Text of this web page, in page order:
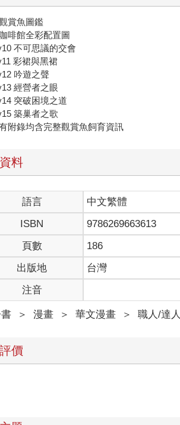
賞魚圖鑑
啡館全彩配置圖
不可思議的交會
彩裙與黑裙
吟遊之聲
經營者之眼
突破困境之道
築巢者之歌
附錄均含完整觀賞魚飼育資訊
料
語言 中文繁體
ISBN
9786269663613
頁數
186
出版地
台灣
注音
＞ 漫畫 ＞ 華文漫畫 ＞ 職人/達人
價